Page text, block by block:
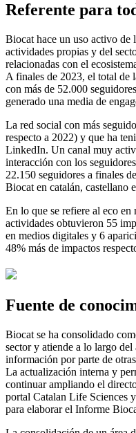
Referente para
Biocat hace un uso activo de
actividades propias y del
relacionadas con el
A finales de 2023, el total de
con más de 52.000
generado una media de
La red social con más
respecto a 2022) y que ha
LinkedIn. Un canal muy
interacción con los
22.150 seguidores a finales
Biocat en catalán, castellano
En lo que se refiere al eco
actividades obtuvieron 55
en medios digitales y 6
48% más de impactos
Fuente de
Biocat se ha consolidado
sector y atiende a lo largo
información por parte de
La actualización interna y
continuar ampliando el
portal Catalan Life Sciences
para elaborar el Informe